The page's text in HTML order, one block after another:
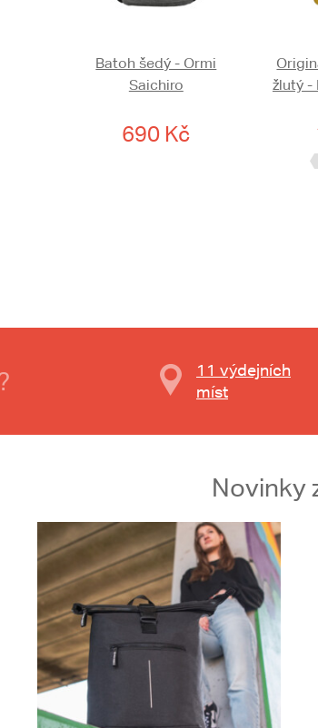
Batoh šedý - Ormi
Saichiro
690 Kč
žlutý -
11 výdejních
míst
Novinky